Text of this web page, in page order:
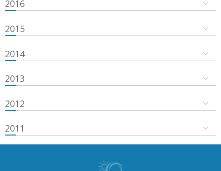
2016
2015
2014
2013
2012
2011